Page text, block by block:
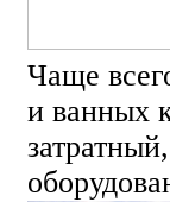
Чаще
и ванных